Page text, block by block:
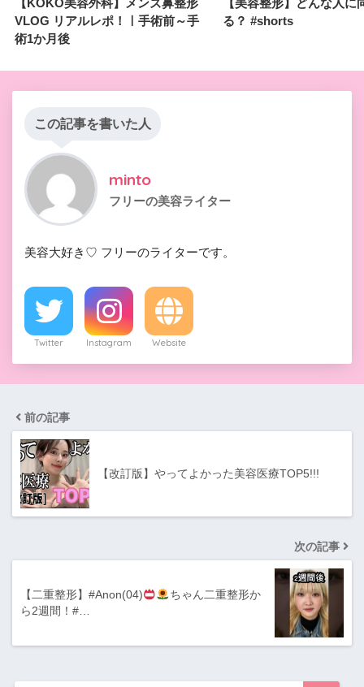
【KOKO美容外科】メンズ鼻整形
VLOG リアルレポ！ㅣ手術前～手
術1か月後
【美容整形】どんな人に
る？ #shorts
この記事を書いた人
minto
フリーの美容ライター
美容大好き♡ フリーのライターです。
Twitter Instagram Website
前の記事
【改訂版】やってよかった美容医療TOP5!!!
次の記事
【二重整形】#Anon(04)
ちゃん二重整形か
ら2週間！#…